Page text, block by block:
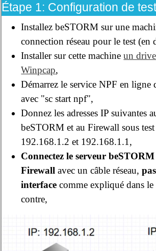
Étape 1: Configuration de test
Installez beSTORM sur une
connection réseau pour le test (en
Installer sur cette machineun
Winpcap,
Démarrez le service NPF en ligne
avec "sc start npf",
Donnez les adresses IP suivantes
beSTORM et au Firewall sous
192.168.1.2 et 192.168.1.1,
Connectez le serveur
Firewall avec un câble réseau,
interface comme expliqué dans
contre,